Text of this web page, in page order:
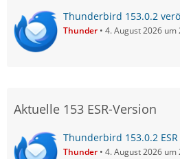
Thunderbird 153.0.2
Thunder 4. August 2026 um
Aktuelle 153 ESR-Version
Thunderbird 153.0.2
Thunder 4. August 2026 um